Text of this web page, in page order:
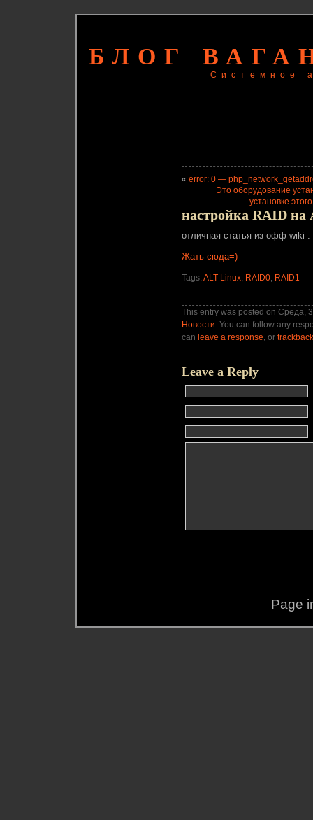
БЛОГ
Системное
« error: 0 —
Это оборудование
установке
настройка RAID
отличная статья из офф wiki :
Жать сюда=)
Tags:ALT Linux, RAID0, RAID1
This entry was posted on Среда,
Новости. You can follow any
can leave a response, or trackback
Leave a Reply
Page